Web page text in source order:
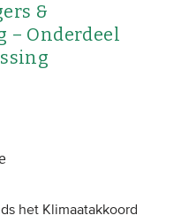
&
– Onderdeel
het Klimaatakkoord